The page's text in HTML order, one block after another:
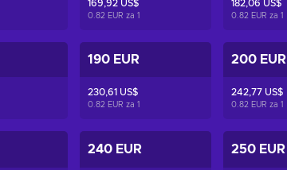
169,92 US$
0.82 EUR za1
182,06 US$
0.82 EUR za1
190 EUR
230,61 US$
0.82 EUR za1
200 EUR
242,77 US$
0.82 EUR za1
240 EUR 250 EUR